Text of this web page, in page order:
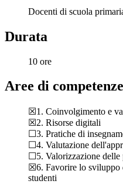
Docenti di scuola
Durata
10 ore
Aree di
☒1. Coinvolgimento e
☒2. Risorse digitali
☐3. Pratiche di
☐4. Valutazione
☐5. Valorizzazione delle
☒6. Favorire lo sviluppo
studenti